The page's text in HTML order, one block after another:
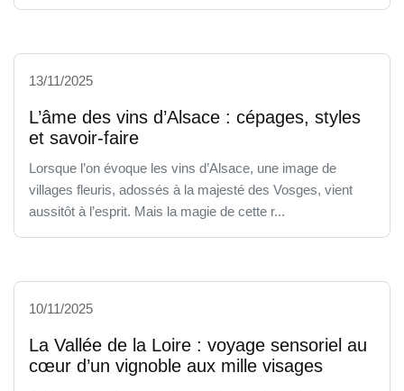
13/11/2025
L’âme des vins d’Alsace : cépages, styles
et savoir-faire
Lorsque l’on évoque les vins d’Alsace, une image de
villages fleuris, adossés à la majesté des Vosges, vient
aussitôt à l’esprit. Mais la magie de cette r...
10/11/2025
La Vallée de la Loire : voyage sensoriel au
cœur d’un vignoble aux mille visages